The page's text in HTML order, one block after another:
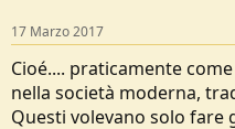
s
:
17 Marzo 2017
Cioé.... praticamente
nella società moderna,
Questi volevano solo fare